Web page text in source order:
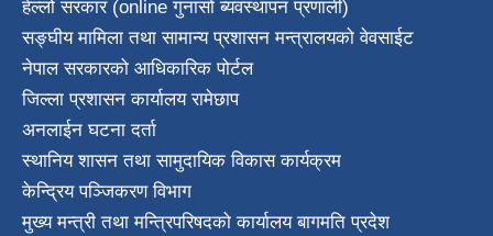
हेल्लो सरकार (online गुनासो ब्यवस्थापन प्रणाली)
सङ्घीय मामिला तथा सामान्य प्रशासन मन्त्रालयको वेवसाईट
नेपाल सरकारको आधिकारिक पोर्टल
जिल्ला प्रशासन कार्यालय रामेछाप
अनलाईन घटना दर्ता
स्थानिय शासन तथा सामुदायिक विकास कार्यक्रम
केन्द्रिय पञ्जिकरण विभाग
मुख्य मन्त्री तथा मन्त्रिपरिषदको कार्यालय बागमति प्रदेश